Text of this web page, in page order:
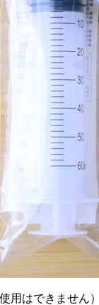
用はできません）